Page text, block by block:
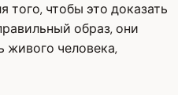
того, чтобы это доказать
образ, они
живого человека,